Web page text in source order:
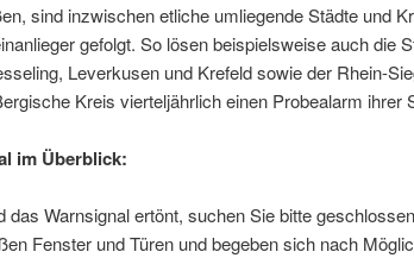
sind inzwischen etliche umliegende Städte und
gefolgt. So lösen beispielsweise auch die
Leverkusen und Krefeld sowie der Rhein-
Kreis vierteljährlich einen Probealarm ihrer
im Überblick:
das Warnsignal ertönt, suchen Sie bitte
Fenster und Türen und begeben sich nach